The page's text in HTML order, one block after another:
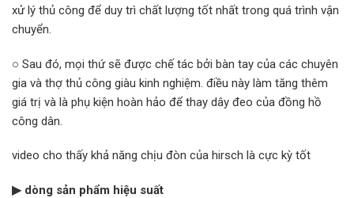
xử lý thủ công để duy trì chất lượng tốt nhất trong quá trình vận
chuyển.
○ Sau đó, mọi thứ sẽ được chế tác bởi bàn tay của các chuyên
gia và thợ thủ công giàu kinh nghiệm. điều này làm tăng thêm
giá trị và là phụ kiện hoàn hảo để thay dây đeo của đồng hồ
công dân.
video cho thấy khả năng chịu đòn của hirsch là cực kỳ tốt
▶ dòng sản phẩm hiệu suất